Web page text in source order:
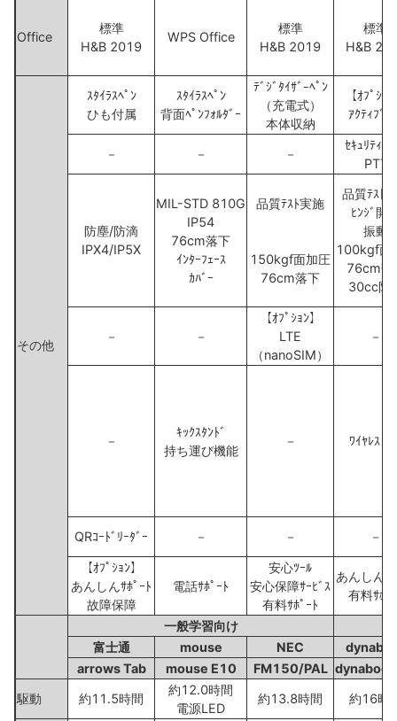
Office
標準
H&B 2019
WPS Office
標準
H&B 2019
標準
H&B
その他
ｽﾀｲﾗｽﾍﾟﾝ
ひも付属
ｽﾀｲﾗｽﾍﾟﾝ
背面ﾍﾟﾝﾌｫﾙﾀﾞｰ
ﾃﾞｼﾞﾀｲｻﾞ-ﾍﾟﾝ
（充電式）
本体収納
【ｵﾌﾟｼｮ
ｱｸﾃｨﾌﾞﾍ
－ － －
ｾｷｭﾘﾃｨﾁｯ
PTT
防塵/防滴
IPX4/IP5X
MIL-STD 810G
IP54
76cm落下
ｲﾝﾀｰﾌｪｰｽ
ｶﾊﾞｰ
品質ﾃｽﾄ実施
150kgf面加圧
76cm落下
品質ﾃｽﾄ
ﾋﾝｼﾞ開
振動
100kgf面
76cm落
30cc防
－ －
【ｵﾌﾟｼｮﾝ】
LTE
（nanoSIM）
－
－
ｷｯｸｽﾀﾝﾄﾞ
持ち運び機能
－ ﾜｲﾔﾚｽ ﾏ
QRｺｰﾄﾞﾘｰﾀﾞｰ － － －
【ｵﾌﾟｼｮﾝ】
あんしんｻﾎﾟｰﾄ
故障保障
電話ｻﾎﾟｰﾄ
安心ﾂｰﾙ
安心保障ｻｰﾋﾞｽ
有料ｻﾎﾟｰﾄ
あんしんｻ
有料ｻﾎﾟ
一般学習向け
富士通
mouse NEC
arrows Tab
mouse E10 FM150/PAL
駆動
約11.5時間
約12.0時間
電源LED
約13.8時間 約16時